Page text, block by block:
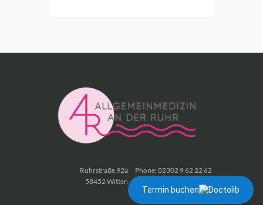
Termin buchen
Phone: 02302 9 62 22 62
Ruhrstraße 92a
58452 Witten